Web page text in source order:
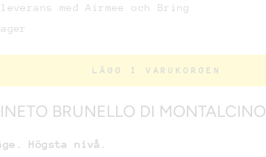
med Airmee och Bring
LÄGG I VARUKORGEN
BRUNELLO DI MONTALCINO
Högsta nivå.